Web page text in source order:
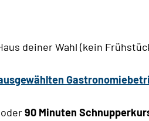
deiner Wahl (kein
oder90 Minuten